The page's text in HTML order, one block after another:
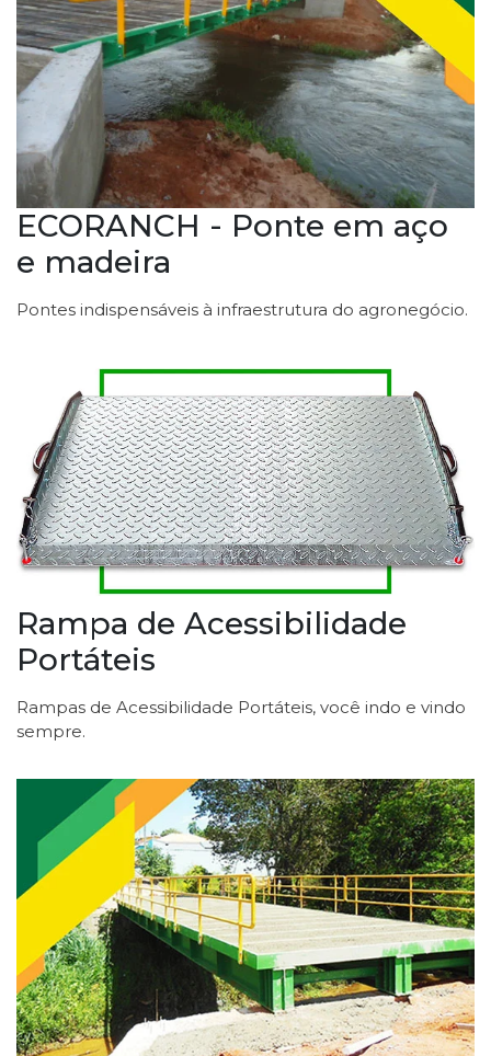
ECORANCH - Ponte em aço
e madeira
Pontes indispensáveis à infraestrutura do agronegócio.
Rampa de Acessibilidade
Portáteis
Rampas de Acessibilidade Portáteis, você indo e vindo
sempre.